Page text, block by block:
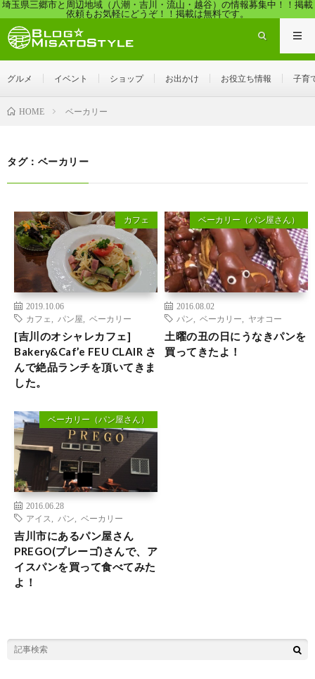
埼玉県三郷市と周辺地域（八潮・吉川・流山・越谷）の情報募集中！！掲載
依頼もお気軽にどうぞ！！掲載は無料です。
グルメ イベント ショップ お出かけ お役立ち情報 子育
HOME ベーカリー
タグ：ベーカリー
カフェ
2019.10.06
カフェ
パン屋 ベーカリー
[吉川のオシャレカフェ]
Bakery&Caf’e FEU CLAIR さ
んで絶品ランチを頂いてきま
した。
ベーカリー（パン屋さん）
2016.08.02
パン
ベーカリー ヤオコー
土曜の丑の日にうなきパンを
買ってきたよ！
ベーカリー（パン屋さん）
2016.06.28
アイス
パン ベーカリー
吉川市にあるパン屋さん
PREGO(プレーゴ)さんで、ア
イスパンを買って食べてみた
よ！